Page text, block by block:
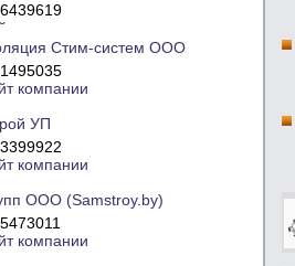
компании
Стим-систем ООО
компании
УП
компании
ООО (Samstroy.by)
компании